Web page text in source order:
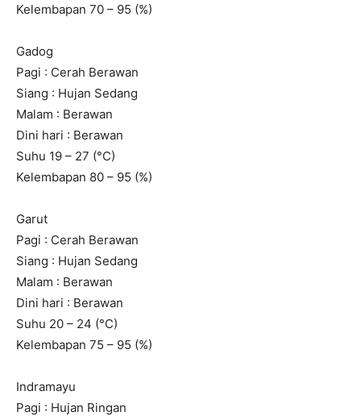
Kelembapan 70 – 95 (%)
Gadog
Pagi : Cerah Berawan
Siang : Hujan Sedang
Malam : Berawan
Dini hari : Berawan
Suhu 19 – 27 (°C)
Kelembapan 80 – 95 (%)
Garut
Pagi : Cerah Berawan
Siang : Hujan Sedang
Malam : Berawan
Dini hari : Berawan
Suhu 20 – 24 (°C)
Kelembapan 75 – 95 (%)
Indramayu
Pagi : Hujan Ringan